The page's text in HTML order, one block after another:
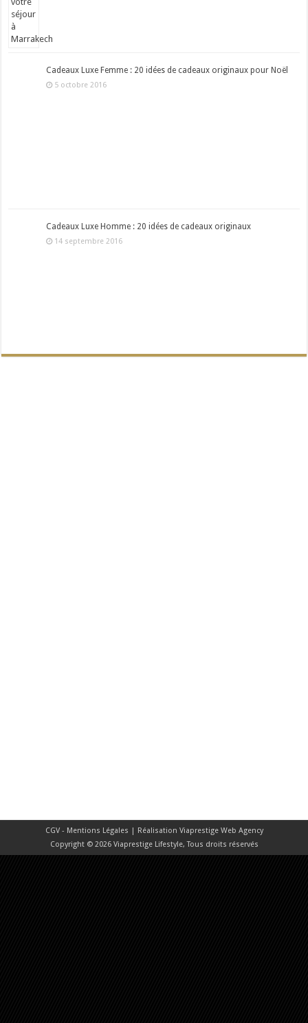
Cadeaux Luxe Femme : 20 idées de cadeaux originaux pour Noël
5 octobre 2016
Cadeaux Luxe Homme : 20 idées de cadeaux originaux
14 septembre 2016
CGV - Mentions Légales | Réalisation Viaprestige Web Agency
Copyright © 2026 Viaprestige Lifestyle, Tous droits réservés